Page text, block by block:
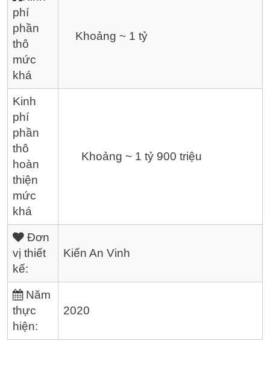
phí
phần
thô
mức
khá
Khoảng ~ 1 tỷ
Kinh
phí
phần
thô
hoàn
thiện
mức
khá
Khoảng ~ 1 tỷ 900 triệu
Đơn
vị thiết
kế:
Kiến An Vinh
Năm
thực
hiện:
2020